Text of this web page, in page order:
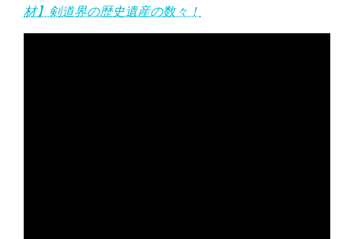
材】剣道界の歴史遺産の数々！